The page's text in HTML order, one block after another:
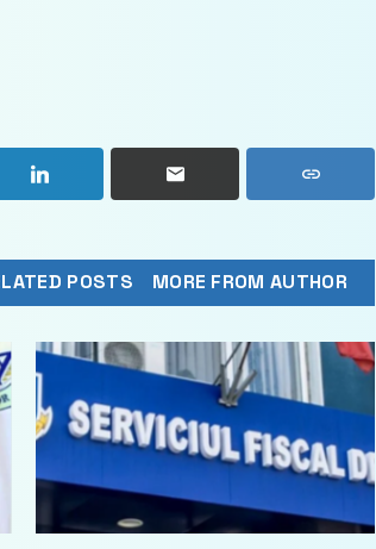
POSTS MORE FROM AUTHOR